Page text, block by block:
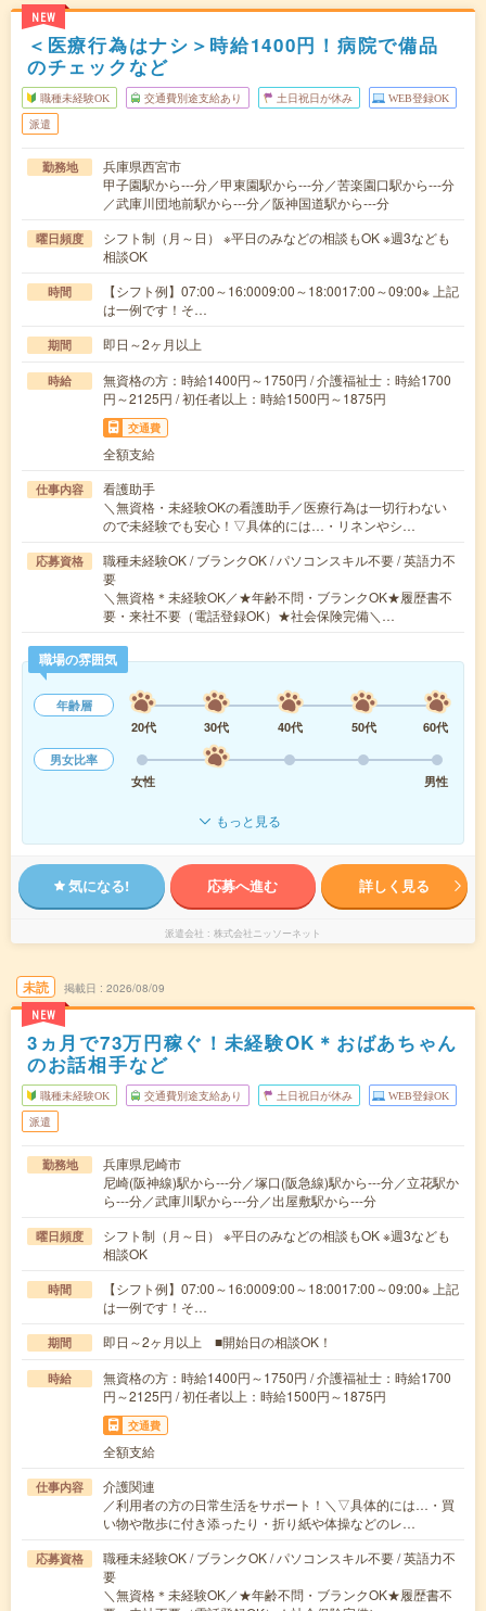
NEW
＜医療行為はナシ＞時給1400円！病院で備品
のチェックなど
職種未経験OK 交通費別途支給あり 土日祝日が休み WEB登録OK
派遣
勤務地
兵庫県西宮市
甲子園駅から---分／甲東園駅から---分／苦楽園口駅から---分
／武庫川団地前駅から---分／阪神国道駅から---分
曜日頻度
シフト制（月～日） ※平日のみなどの相談もOK ※週3なども
相談OK
時間
【シフト例】07:00～16:0009:00～18:0017:00～09:00※ 上記
は一例です！そ…
期間 即日～2ヶ月以上
時給
無資格の方：時給1400円～1750円 / 介護福祉士：時給1700
円～2125円 / 初任者以上：時給1500円～1875円
交通費
全額支給
仕事内容
看護助手
＼無資格・未経験OKの看護助手／医療行為は一切行わない
ので未経験でも安心！▽具体的には…・リネンやシ…
応募資格
職種未経験OK / ブランクOK / パソコンスキル不要 / 英語力不
要
＼無資格＊未経験OK／★年齢不問・ブランクOK★履歴書不
要・来社不要（電話登録OK）★社会保険完備＼…
職場の雰囲気
年齢層
20代
30代 40代 50代
60代
男女比率
女性
男性
もっと見る
気になる! 応募へ進む 詳しく見る
派遣会社 株式会社ニッソーネット
未読
NEW
掲載日 2026/08/09
3ヵ月で73万円稼ぐ！未経験OK＊おばあちゃん
のお話相手など
職種未経験OK 交通費別途支給あり 土日祝日が休み WEB登録OK
派遣
勤務地
兵庫県尼崎市
尼崎(阪神線)駅から---分／塚口(阪急線)駅から---分／立花駅か
ら---分／武庫川駅から---分／出屋敷駅から---分
曜日頻度
シフト制（月～日） ※平日のみなどの相談もOK ※週3なども
相談OK
時間
【シフト例】07:00～16:0009:00～18:0017:00～09:00※ 上記
は一例です！そ…
期間 即日～2ヶ月以上 ■開始日の相談OK！
時給
無資格の方：時給1400円～1750円 / 介護福祉士：時給1700
円～2125円 / 初任者以上：時給1500円～1875円
交通費
全額支給
仕事内容
介護関連
／利用者の方の日常生活をサポート！＼▽具体的には…・買
い物や散歩に付き添ったり・折り紙や体操などのレ…
応募資格
職種未経験OK / ブランクOK / パソコンスキル不要 / 英語力不
要
＼無資格＊未経験OK／★年齢不問・ブランクOK★履歴書不